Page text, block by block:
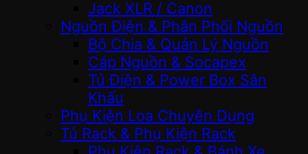
Jack XLR / Canon
Nguồn Điện & Phân Phối Nguồn
Bộ Chia & Quản Lý Nguồn
Cáp Nguồn & Socapex
Tủ Điện & Power Box Sân
Khấu
Phụ Kiện Loa Chuyên Dụng
Tủ Rack & Phụ Kiện Rack